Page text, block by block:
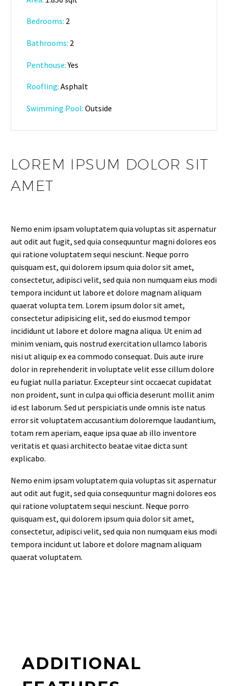
Bedrooms: 2
Bathrooms: 2
Penthouse:Yes
Roofling: Asphalt
Swimming Pool: Outside
LOREM IPSUM DOLOR SIT
AMET
Nemo enim ipsam voluptatem quia voluptas sit aspernatur
aut odit aut fugit, sed quia consequuntur magni dolores eos
qui ratione voluptatem sequi nesciunt. Neque porro
quisquam est, qui dolorem ipsum quia dolor sit amet,
consectetur, adipisci velit, sed quia non numquam eius modi
tempora incidunt ut labore et dolore magnam aliquam
quaerat volupta tem. Lorem ipsum dolor sit amet,
consectetur adipisicing elit, sed do eiusmod tempor
incididunt ut labore et dolore magna aliqua. Ut enim ad
minim veniam, quis nostrud exercitation ullamco laboris
nisi ut aliquip ex ea commodo consequat. Duis aute irure
dolor in reprehenderit in voluptate velit esse cillum dolore
eu fugiat nulla pariatur. Excepteur sint occaecat cupidatat
non proident, sunt in culpa qui officia deserunt mollit anim
id est laborum. Sed ut perspiciatis unde omnis iste natus
error sit voluptatem accusantium doloremque laudantium,
totam rem aperiam, eaque ipsa quae ab illo inventore
veritatis et quasi architecto beatae vitae dicta sunt
explicabo.
Nemo enim ipsam voluptatem quia voluptas sit aspernatur
aut odit aut fugit, sed quia consequuntur magni dolores eos
qui ratione voluptatem sequi nesciunt. Neque porro
quisquam est, qui dolorem ipsum quia dolor sit amet,
consectetur, adipisci velit, sed quia non numquam eius modi
tempora incidunt ut labore et dolore magnam aliquam
quaerat voluptatem.
ADDITIONAL